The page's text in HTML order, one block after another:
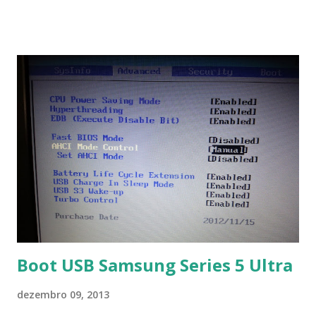
Boot USB Samsung Series 5 Ultra
dezembro 09, 2013